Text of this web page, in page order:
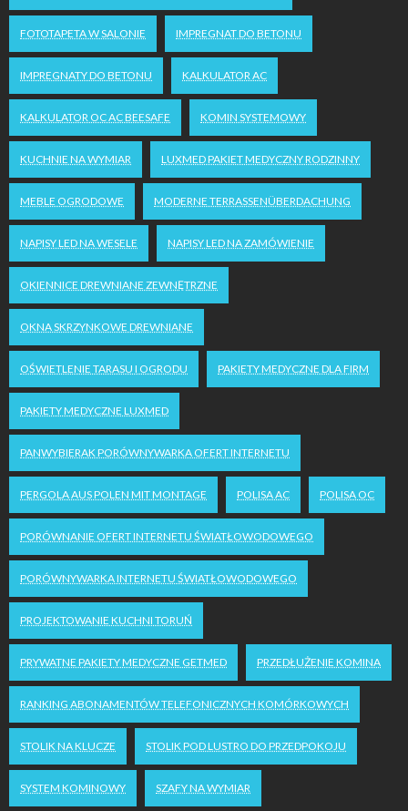
FOTOTAPETA W SALONIE IMPREGNAT DO BETONU
IMPREGNATY DO BETONU KALKULATOR AC
KALKULATOR OC AC BEESAFE KOMIN SYSTEMOWY
KUCHNIE NA WYMIAR LUXMED PAKIET MEDYCZNY RODZINNY
MEBLE OGRODOWE MODERNE TERRASSENÜBERDACHUNG
NAPISY LED NA WESELE NAPISY LED NA ZAMÓWIENIE
OKIENNICE DREWNIANE ZEWNĘTRZNE
OKNA SKRZYNKOWE DREWNIANE
OŚWIETLENIE TARASU I OGRODU PAKIETY MEDYCZNE DLA FIRM
PAKIETY MEDYCZNE LUXMED
PANWYBIERAK PORÓWNYWARKA OFERT INTERNETU
PERGOLA AUS POLEN MIT MONTAGE POLISA AC POLISA OC
PORÓWNANIE OFERT INTERNETU ŚWIATŁOWODOWEGO
PORÓWNYWARKA INTERNETU ŚWIATŁOWODOWEGO
PROJEKTOWANIE KUCHNI TORUŃ
PRYWATNE PAKIETY MEDYCZNE GETMED PRZEDŁUŻENIE KOMINA
RANKING ABONAMENTÓW TELEFONICZNYCH KOMÓRKOWYCH
STOLIK NA KLUCZE STOLIK POD LUSTRO DO PRZEDPOKOJU
SYSTEM KOMINOWY SZAFY NA WYMIAR